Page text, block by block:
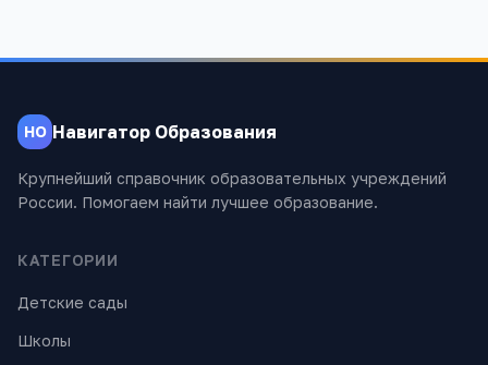
НО Навигатор Образования
Крупнейший справочник образовательных учреждений
России. Помогаем найти лучшее образование.
КАТЕГОРИИ
Детские сады
Школы